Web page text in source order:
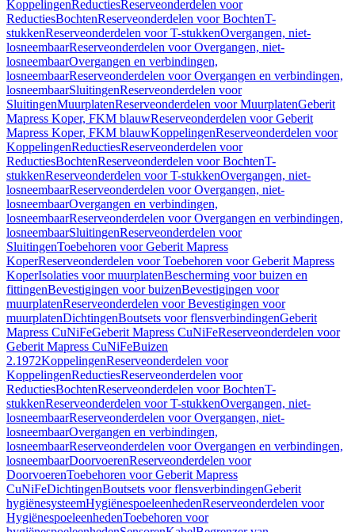
KoppelingenReductiesReserveonderdelen voor
ReductiesBochtenReserveonderdelen voor BochtenT-
stukkenReserveonderdelen voor T-stukkenOvergangen, niet-
losneembaarReserveonderdelen voor Overgangen, niet-
losneembaarOvergangen en verbindingen,
losneembaarReserveonderdelen voor Overgangen en verbindingen,
losneembaarSluitingenReserveonderdelen voor
SluitingenMuurplatenReserveonderdelen voor MuurplatenGeberit
Mapress Koper, FKM blauwReserveonderdelen voor Geberit
Mapress Koper, FKM blauwKoppelingenReserveonderdelen voor
KoppelingenReductiesReserveonderdelen voor
ReductiesBochtenReserveonderdelen voor BochtenT-
stukkenReserveonderdelen voor T-stukkenOvergangen, niet-
losneembaarReserveonderdelen voor Overgangen, niet-
losneembaarOvergangen en verbindingen,
losneembaarReserveonderdelen voor Overgangen en verbindingen,
losneembaarSluitingenReserveonderdelen voor
SluitingenToebehoren voor Geberit Mapress
KoperReserveonderdelen voor Toebehoren voor Geberit Mapress
KoperIsolaties voor muurplatenBescherming voor buizen en
fittingenBevestigingen voor buizenBevestigingen voor
muurplatenReserveonderdelen voor Bevestigingen voor
muurplatenDichtingenBoutsets voor flensverbindingenGeberit
Mapress CuNiFeGeberit Mapress CuNiFeReserveonderdelen voor
Geberit Mapress CuNiFeBuizen
2.1972KoppelingenReserveonderdelen voor
KoppelingenReductiesReserveonderdelen voor
ReductiesBochtenReserveonderdelen voor BochtenT-
stukkenReserveonderdelen voor T-stukkenOvergangen, niet-
losneembaarReserveonderdelen voor Overgangen, niet-
losneembaarOvergangen en verbindingen,
losneembaarReserveonderdelen voor Overgangen en verbindingen,
losneembaarDoorvoerenReserveonderdelen voor
DoorvoerenToebehoren voor Geberit Mapress
CuNiFeDichtingenBoutsets voor flensverbindingenGeberit
hygiënesysteemHygiënespoeleenhedenReserveonderdelen voor
HygiënespoeleenhedenToebehoren voor